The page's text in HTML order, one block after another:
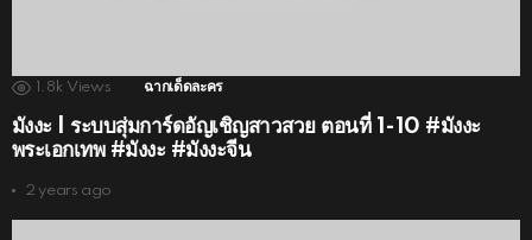
1.8k Views ฉากเด็ดละคร
มังงะ | ระบบสุ่มการ์ดอัญเชิญสาวสวย ตอนที่ 1-10 #มังงะ
พระเอกเทพ #มังงะ #มังงะจีน
2 years ago